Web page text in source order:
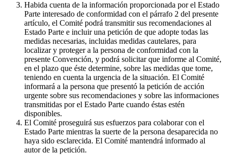
Habida cuenta de la información proporcionada por el Estado
Parte interesado de conformidad con el párrafo 2 del presente
artículo, el Comité podrá transmitir sus recomendaciones al
Estado Parte e incluir una petición de que adopte todas las
medidas necesarias, incluidas medidas cautelares, para
localizar y proteger a la persona de conformidad con la
presente Convención, y podrá solicitar que informe al Comité,
en el plazo que éste determine, sobre las medidas que tome,
teniendo en cuenta la urgencia de la situación. El Comité
informará a la persona que presentó la petición de acción
urgente sobre sus recomendaciones y sobre las informaciones
transmitidas por el Estado Parte cuando éstas estén
disponibles.
El Comité proseguirá sus esfuerzos para colaborar con el
Estado Parte mientras la suerte de la persona desaparecida no
haya sido esclarecida. El Comité mantendrá informado al
autor de la petición.